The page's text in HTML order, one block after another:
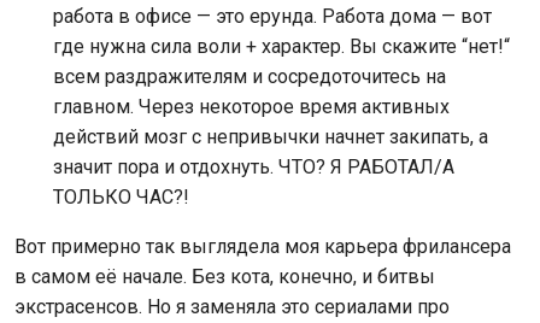
работа в офисе — это ерунда. Работа дома — вот
где нужна сила воли + характер. Вы скажите “нет!“
всем раздражителям и сосредоточитесь на
главном. Через некоторое время активных
действий мозг с непривычки начнет закипать, а
значит пора и отдохнуть. ЧТО? Я РАБОТАЛ/А
ТОЛЬКО ЧАС?!
Вот примерно так выглядела моя карьера фрилансера
в самом её начале. Без кота, конечно, и битвы
экстрасенсов. Но я заменяла это сериалами про